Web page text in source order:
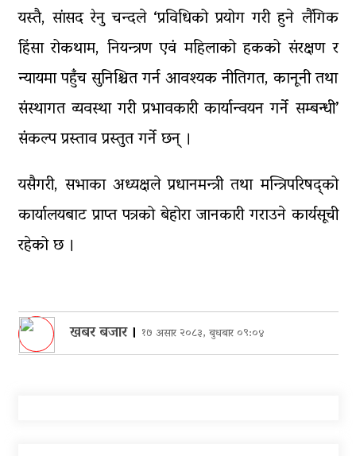
यस्तै, सांसद रेनु चन्दले ‘प्रविधिको प्रयोग गरी हुने लैंगिक
हिंसा रोकथाम, नियन्त्रण एवं महिलाको हकको संरक्षण र
न्यायमा पहुँच सुनिश्चित गर्न आवश्यक नीतिगत, कानूनी तथा
संस्थागत व्यवस्था गरी प्रभावकारी कार्यान्वयन गर्ने सम्बन्धी’
संकल्प प्रस्ताव प्रस्तुत गर्ने छन् ।
यसैगरी, सभाका अध्यक्षले प्रधानमन्त्री तथा मन्त्रिपरिषद्को
कार्यालयबाट प्राप्त पत्रको बेहोरा जानकारी गराउने कार्यसूची
रहेको छ ।
खबर बजार। १७ असार २०८३, बुधबार ०९:०४